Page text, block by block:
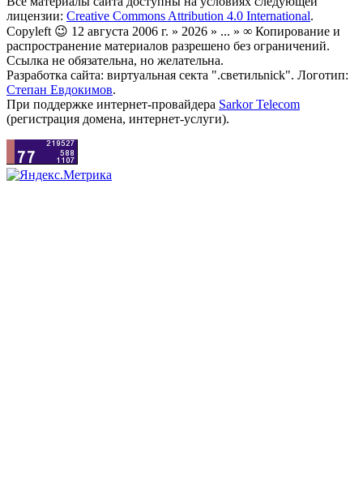
лицензии: Creative Commons Attribution 4.0 International.
Copyleft 😉 12 августа 2006 г. » 2026 » ... » ∞ Копирование и
распространение материалов разрешено без ограничений.
Ссылка не обязательна, но желательна.
Разработка сайта: виртуальная секта ".светильnick". Логотип:
Степан Евдокимов.
При поддержке интернет-провайдера Sarkor Telecom
(регистрация домена, интернет-услуги).